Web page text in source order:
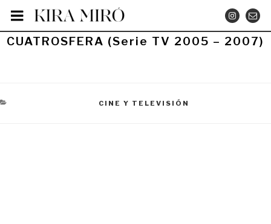
contenido
PUBLICADO
EL
CUATROSFERA (Serie TV 2005 – 2007)
CATEGORÍAS
CINE Y TELEVISIÓN